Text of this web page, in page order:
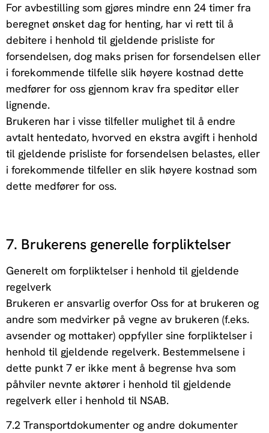
For avbestilling som gjøres mindre enn 24 timer fra
beregnet ønsket dag for henting, har vi rett til å
debitere i henhold til gjeldende prisliste for
forsendelsen, dog maks prisen for forsendelsen eller
i forekommende tilfelle slik høyere kostnad dette
medfører for oss gjennom krav fra speditør eller
lignende.
Brukeren har i visse tilfeller mulighet til å endre
avtalt hentedato, hvorved en ekstra avgift i henhold
til gjeldende prisliste for forsendelsen belastes, eller
i forekommende tilfeller en slik høyere kostnad som
dette medfører for oss.
7. Brukerens generelle forpliktelser
Generelt om forpliktelser i henhold til gjeldende
regelverk
Brukeren er ansvarlig overfor Oss for at brukeren og
andre som medvirker på vegne av brukeren (f.eks.
avsender og mottaker) oppfyller sine forpliktelser i
henhold til gjeldende regelverk. Bestemmelsene i
dette punkt 7 er ikke ment å begrense hva som
påhviler nevnte aktører i henhold til gjeldende
regelverk eller i henhold til NSAB.
7.2 Transportdokumenter og andre dokumenter